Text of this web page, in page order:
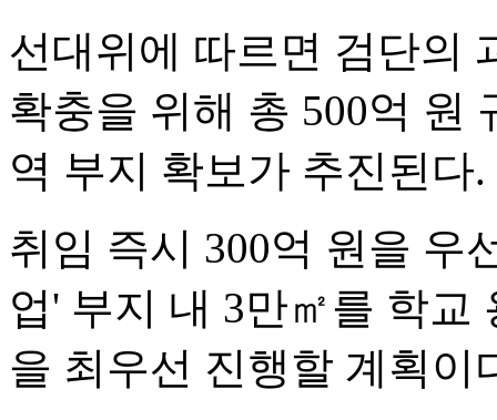
선대위에 따르면 검단의
확충을 위해 총 500억 원
역 부지 확보가 추진된다.
취임 즉시 300억 원을 우
업' 부지 내 3만㎡를 학교
을 최우선 진행할 계획이